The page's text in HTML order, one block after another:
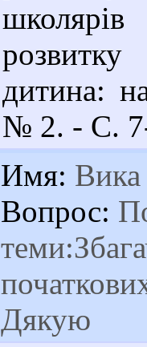
дитина:
№ 2. - С.
Имя: Вика
Вопрос:
Дякую